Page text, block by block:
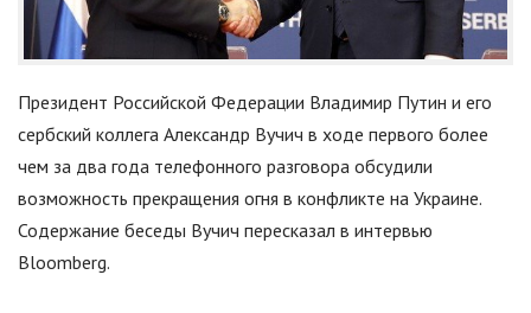
Президент Российской Федерации Владимир Путин и его
сербский коллега Александр Вучич в ходе первого более
чем за два года телефонного разговора обсудили
возможность прекращения огня в конфликте на Украине.
Содержание беседы Вучич пересказал в интервью
Bloomberg.